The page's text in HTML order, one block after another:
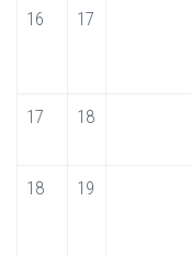
16 17
17 18
18 19